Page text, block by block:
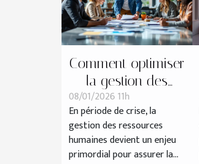
Comment optimiser
la gestion des
ressources
humaines en
période de crise ?
08/01/2026 11h
En période de crise, la
gestion des ressources
humaines devient un enjeu
primordial pour assurer la...